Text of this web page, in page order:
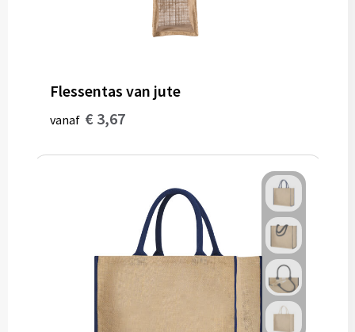
Flessentas van jute
vanaf € 3,67